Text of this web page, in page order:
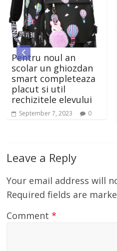
Pentru noul an
scolar un ghiozdan
smart completeaza
placut si util
rechizitele elevului
September 7, 2023 0
Leave a Reply
Your email address will
Required fields are
Comment*